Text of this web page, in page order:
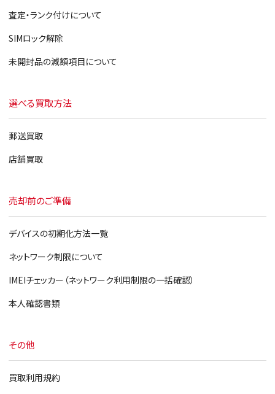
査定・ランク付けについて
SIMロック解除
未開封品の減額項目について
選べる買取方法
郵送買取
店舗買取
売却前のご準備
デバイスの初期化方法一覧
ネットワーク制限について
IMEIチェッカー（ネットワーク利用制限の一括確認）
本人確認書類
その他
買取利用規約